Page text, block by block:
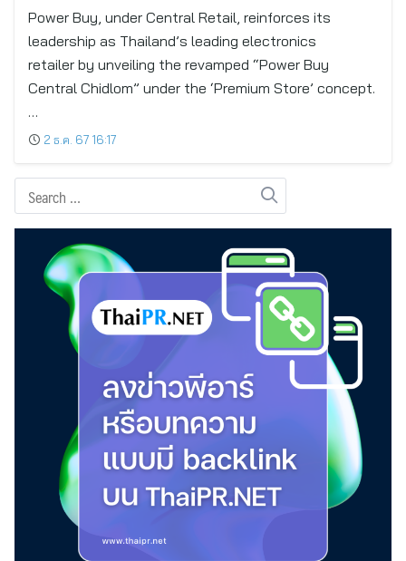
Power Buy, under Central Retail, reinforces its
leadership as Thailand’s leading electronics
retailer by unveiling the revamped “Power Buy
Central Chidlom” under the ‘Premium Store’ concept.
…
2 ธ.ค. 67 16:17